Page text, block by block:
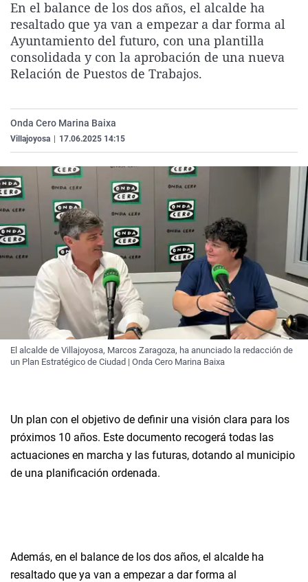
La rosa de los vientos
Gente viajera
Como el perro y el
Caso
Retornados
Equipo de
Extremadura
Galicia
La Rioja
País Vasco
Virales
Televisión
Elecciones
En el balance de los dos años, el alcalde ha
resaltado que ya van a empezar a dar forma al
Ayuntamiento del futuro, con una plantilla
consolidada y con la aprobación de una nueva
Relación de Puestos de Trabajos.
Onda Cero Marina Baixa
Villajoyosa 17.06.2025 14:15
El alcalde de Villajoyosa, Marcos Zaragoza, ha anunciado la redacción de
un Plan Estratégico de Ciudad | Onda Cero Marina Baixa
Un plan con el objetivo de definir una visión clara para los
próximos 10 años. Este documento recogerá todas las
actuaciones en marcha y las futuras, dotando al municipio
de una planificación ordenada.
Además, en el balance de los dos años, el alcalde ha
resaltado que ya van a empezar a dar forma al